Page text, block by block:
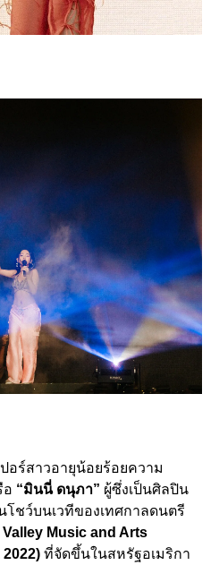
อร์สาวอายุน้อยร้อยความ
อ “มินนี่ ดนุภา” ผู้ซึ่งเป็นศิลปิน
ชว์บนเวทีของเทศกาลดนตรี
Music and Arts
ที่จัดขึ้นในสหรัฐอเมริกา